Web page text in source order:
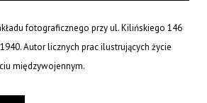
fotograficznego przy ul. Kilińskiego 146
Autor licznych prac ilustrujących życie
międzywojennym.